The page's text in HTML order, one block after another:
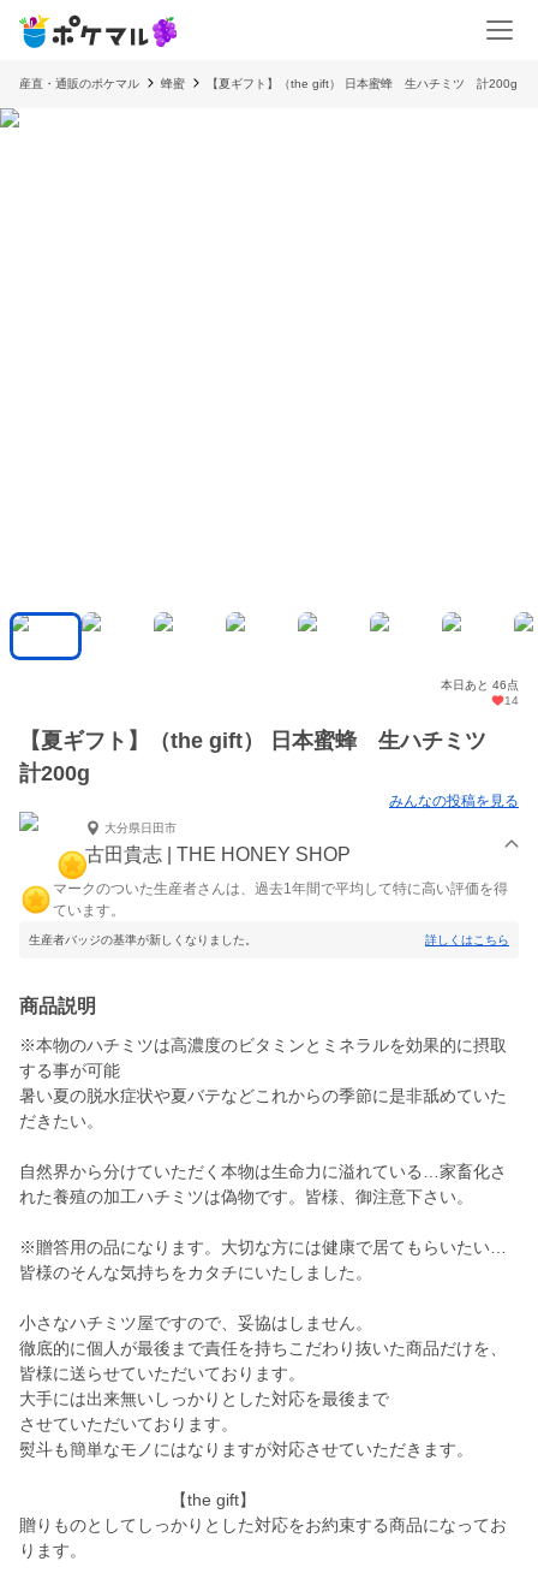
産直・通販のポケマル 蜂蜜 【夏ギフト】（the gift） 日本蜜蜂 生ハチミツ 計200g
本日あと 46点
14
【夏ギフト】（the gift） 日本蜜蜂 生ハチミツ
計200g
みんなの投稿を見る
大分県日田市
古田貴志 | THE HONEY SHOP
マークのついた生産者さんは、過去1年間で平均して特に高い評価を得
ています。
生産者バッジの基準が新しくなりました。 詳しくはこちら
商品説明
※本物のハチミツは高濃度のビタミンとミネラルを効果的に摂取
する事が可能
暑い夏の脱水症状や夏バテなどこれからの季節に是非舐めていた
だきたい。
自然界から分けていただく本物は生命力に溢れている…家畜化さ
れた養殖の加工ハチミツは偽物です。皆様、御注意下さい。
※贈答用の品になります。大切な方には健康で居てもらいたい…
皆様のそんな気持ちをカタチにいたしました。
小さなハチミツ屋ですので、妥協はしません。
徹底的に個人が最後まで責任を持ちこだわり抜いた商品だけを、
皆様に送らせていただいております。
大手には出来無いしっかりとした対応を最後まで
させていただいております。
熨斗も簡単なモノにはなりますが対応させていただきます。
【the gift】
贈りものとしてしっかりとした対応をお約束する商品になってお
ります。